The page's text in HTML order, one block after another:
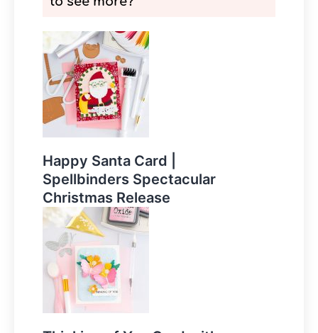
Happy Santa Card |
Spellbinders Spectacular
Christmas Release